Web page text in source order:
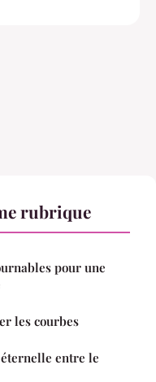
rubrique
pour une
les courbes
entre le